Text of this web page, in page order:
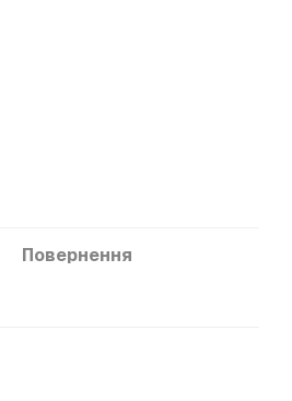
Повернення